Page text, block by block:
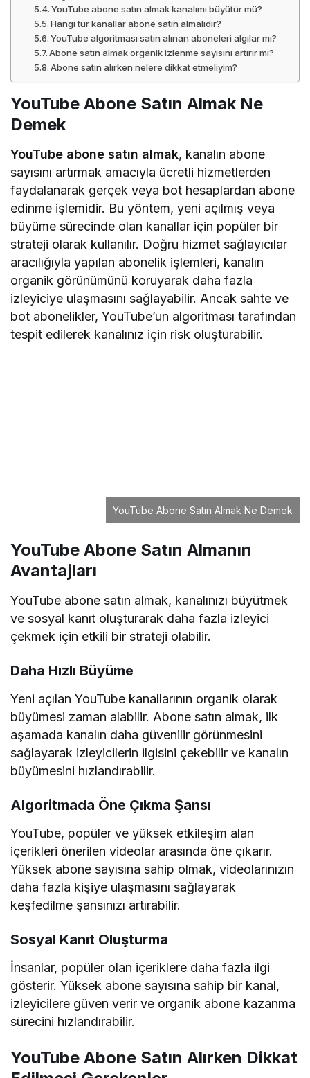
sayısını artırmak amacıyla ücretli hizmetlerden
faydalanarak gerçek veya bot hesaplardan abone
edinme işlemidir. Bu yöntem, yeni açılmış veya
büyüme sürecinde olan kanallar için popüler bir
strateji olarak kullanılır. Doğru hizmet sağlayıcılar
aracılığıyla yapılan abonelik işlemleri, kanalın
organik görünümünü koruyarak daha fazla
bot abonelikler, YouTube’un algoritması tarafından
tespit edilerek kanalınız için risk oluşturabilir.
YouTube Abone Satın Almak Ne Demek
YouTube Abone Satın Almanın
Avantajları
YouTube abone satın almak, kanalınızı büyütmek
ve sosyal kanıt oluşturarak daha fazla izleyici
çekmek için etkili bir strateji olabilir.
Algoritmada Öne Çıkma Şansı
YouTube, popüler ve yüksek etkileşim alan
içerikleri önerilen videolar arasında öne çıkarır.
Yüksek abone sayısına sahip olmak, videolarınızın
daha fazla kişiye ulaşmasını sağlayarak
keşfedilme şansınızı artırabilir.
Sosyal Kanıt Oluşturma
gösterir. Yüksek abone sayısına sahip bir kanal,
izleyicilere güven verir ve organik abone kazanma
sürecini hızlandırabilir.
YouTube Abone Satın Alırken Dikkat
Edilmesi Gerekenler
Abone satın alırken bazı önemli noktalara dikkat
başarısını korumak açısından önemlidir.
Gerçek ve Aktif Aboneler Tercih Edilmeli
YouTube’un algoritması sahte ve bot aboneleri
tespit edebilir. Bu nedenle, yalnızca gerçek ve
aktif kullanıcılar tarafından sağlanan abonelikleri
zamanla silinebilir ve kanalınız cezalandırılabilir.
Güvenilir Hizmet Sağlayıcılarını Seçmek
bulunmaktadır. Ancak, güvenilir olmayan
sitelerden hizmet almak kanalınıza zarar verebilir.